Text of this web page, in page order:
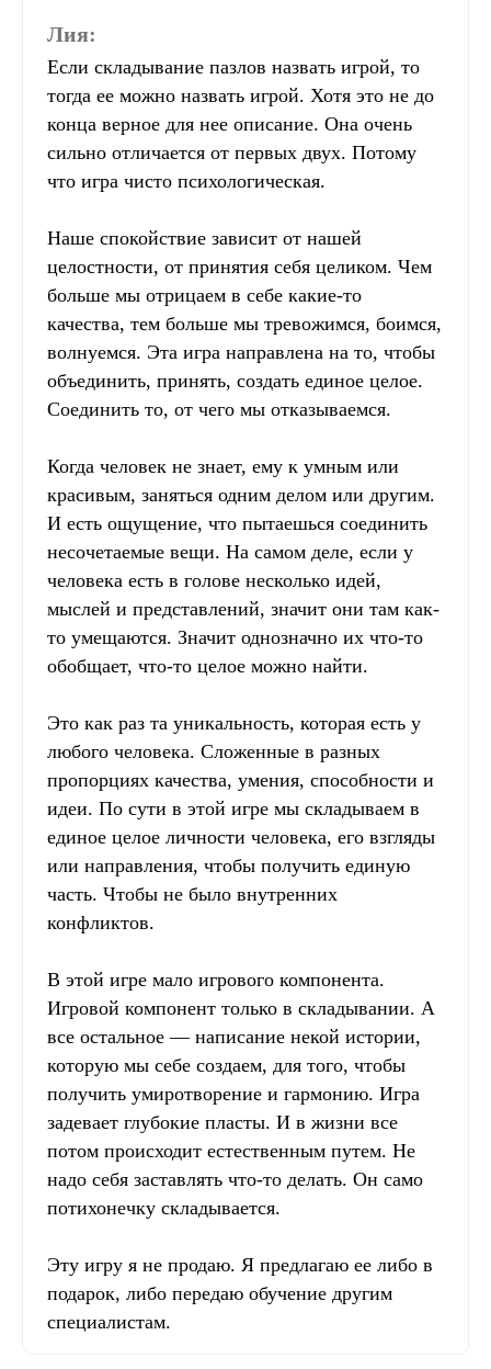
Лия:
Если складывание пазлов назвать игрой, то
тогда ее можно назвать игрой. Хотя это не до
конца верное для нее описание. Она очень
сильно отличается от первых двух. Потому
что игра чисто психологическая.
Наше спокойствие зависит от нашей
целостности, от принятия себя целиком. Чем
больше мы отрицаем в себе какие-то
качества, тем больше мы тревожимся, боимся,
волнуемся. Эта игра направлена на то, чтобы
объединить, принять, создать единое целое.
Соединить то, от чего мы отказываемся.
Когда человек не знает, ему к умным или
красивым, заняться одним делом или другим.
И есть ощущение, что пытаешься соединить
несочетаемые вещи. На самом деле, если у
человека есть в голове несколько идей,
мыслей и представлений, значит они там как-
то умещаются. Значит однозначно их что-то
обобщает, что-то целое можно найти.
Это как раз та уникальность, которая есть у
любого человека. Сложенные в разных
пропорциях качества, умения, способности и
идеи. По сути в этой игре мы складываем в
единое целое личности человека, его взгляды
или направления, чтобы получить единую
часть. Чтобы не было внутренних
конфликтов.
В этой игре мало игрового компонента.
Игровой компонент только в складывании. А
все остальное — написание некой истории,
которую мы себе создаем, для того, чтобы
получить умиротворение и гармонию. Игра
задевает глубокие пласты. И в жизни все
потом происходит естественным путем. Не
надо себя заставлять что-то делать. Он само
потихонечку складывается.
Эту игру я не продаю. Я предлагаю ее либо в
подарок, либо передаю обучение другим
специалистам.